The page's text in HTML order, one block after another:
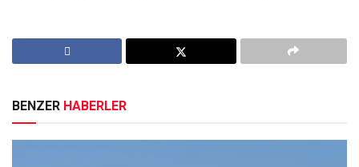
BENZER HABERLER